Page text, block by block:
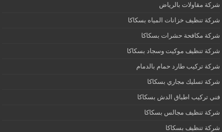
شركة مقاولات بالرياض
شركة تنظيف خزانات المياه بسكاكا
شركة مكافحة حشرات بسكاكا
شركة تنظيف موكيت وسجاد بسكاكا
شركة تركيب طارد حمام بالدمام
شركة تسليك مجاري بسكاكا
فني تركيب اطباق الدش بسكاكا
شركة تنظيف مجالس بسكاكا
شركة تنظيف بسكاكا